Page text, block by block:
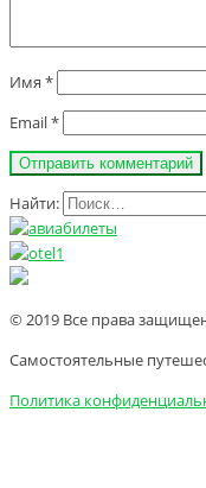
Имя *
Email*
Найти:
© 2019 Все права
Самостоятельные
Политика